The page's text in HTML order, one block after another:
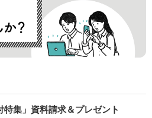
集」資料請求＆プレゼント